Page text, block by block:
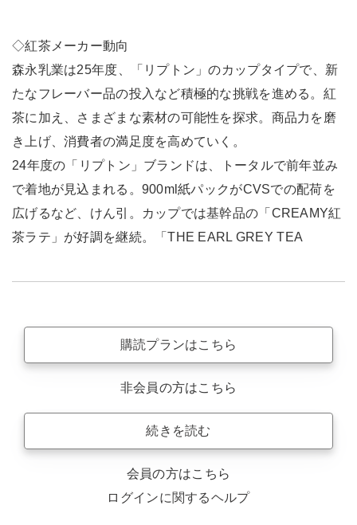
◇紅茶メーカー動向
森永乳業は25年度、「リプトン」のカップタイプで、新
たなフレーバー品の投入など積極的な挑戦を進める。紅
茶に加え、さまざまな素材の可能性を探求。商品力を磨
き上げ、消費者の満足度を高めていく。
24年度の「リプトン」ブランドは、トータルで前年並み
で着地が見込まれる。900ml紙パックがCVSでの配荷を
広げるなど、けん引。カップでは基幹品の「CREAMY紅
茶ラテ」が好調を継続。「THE EARL GREY TEA
購読プランはこちら
非会員の方はこちら
続きを読む
会員の方はこちら
ログインに関するヘルプ